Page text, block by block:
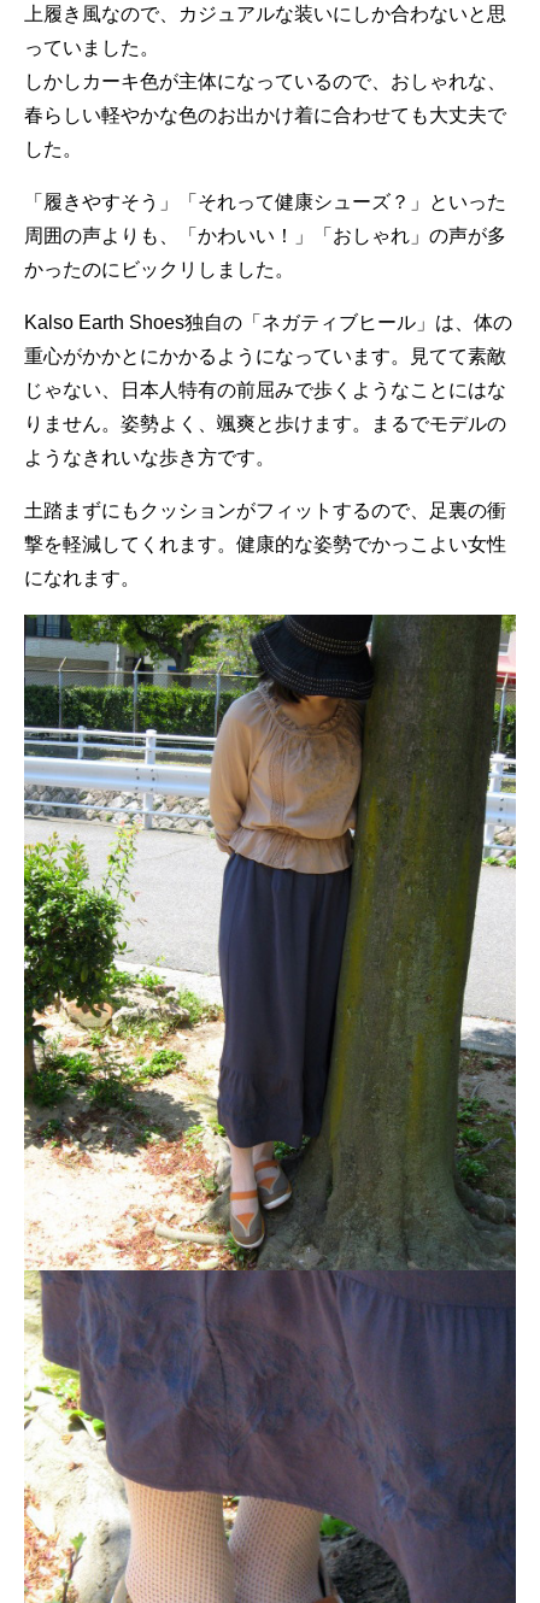
上履き風なので、カジュアルな装いにしか合わないと思
っていました。
しかしカーキ色が主体になっているので、おしゃれな、
春らしい軽やかな色のお出かけ着に合わせても大丈夫で
した。
「履きやすそう」「それって健康シューズ？」といった
周囲の声よりも、「かわいい！」「おしゃれ」の声が多
かったのにビックリしました。
Kalso Earth Shoes独自の「ネガティブヒール」は、体の
重心がかかとにかかるようになっています。見てて素敵
じゃない、日本人特有の前屈みで歩くようなことにはな
りません。姿勢よく、颯爽と歩けます。まるでモデルの
ようなきれいな歩き方です。
土踏まずにもクッションがフィットするので、足裏の衝
撃を軽減してくれます。健康的な姿勢でかっこよい女性
になれます。